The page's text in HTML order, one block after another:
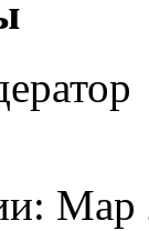
Мар